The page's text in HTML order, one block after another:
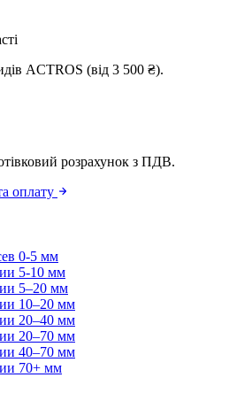
ACTROS (від 3 500 ₴).
розрахунок з ПДВ.
оплату
0-5 мм
5-10 мм
5–20 мм
10–20 мм
20–40 мм
20–70 мм
40–70 мм
70+ мм